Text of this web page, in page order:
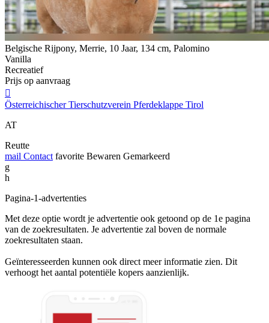
Belgische Rijpony, Merrie, 10 Jaar, 134 cm, Palomino
Vanilla
Recreatief
Prijs op aanvraag

Österreichischer Tierschutzverein Pferdeklappe Tirol
AT
Reutte
mail Contact favorite Bewaren Gemarkeerd
g
h
Pagina-1-advertenties
Met deze optie wordt je advertentie ook getoond op de 1e pagina
van de zoekresultaten. Je advertentie zal boven de normale
zoekresultaten staan.
Geïnteresseerden kunnen ook direct meer informatie zien. Dit
verhoogt het aantal potentiële kopers aanzienlijk.